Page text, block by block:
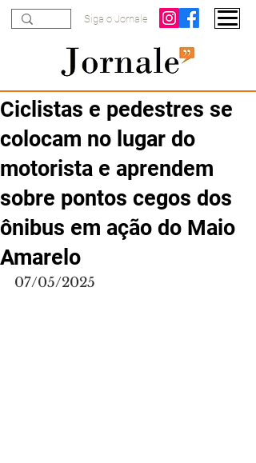
Siga o Jornale
Ciclistas e pedestres se
colocam no lugar do
motorista e aprendem
sobre pontos cegos dos
ônibus em ação do Maio
Amarelo
07/05/2025